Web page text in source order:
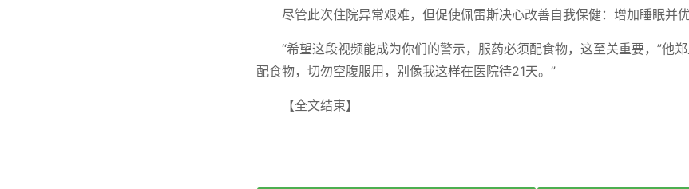
尽管此次住院异常艰难，但促使佩雷斯决心改善自我保健：增加睡眠并
“希望这段视频能成为你们的警示，服药必须配食物，这至关重要，”他
配食物，切勿空腹服用，别像我这样在医院待21天。”
【全文结束】